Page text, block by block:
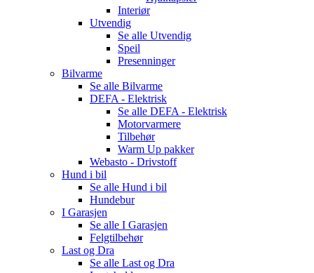
Interiør
Utvendig
Se alle Utvendig
Speil
Presenninger
Bilvarme
Se alle Bilvarme
DEFA - Elektrisk
Se alle DEFA - Elektrisk
Motorvarmere
Tilbehør
Warm Up pakker
Webasto - Drivstoff
Hund i bil
Se alle Hund i bil
Hundebur
I Garasjen
Se alle I Garasjen
Felgtilbehør
Last og Dra
Se alle Last og Dra